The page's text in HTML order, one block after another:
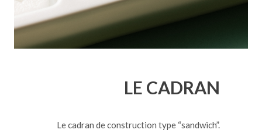
LE CADRAN
Le cadran de construction type “sandwich”.